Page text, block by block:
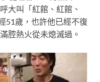
大叫「紅館、紅館、
51歲，也許他已經不復
腔熱火從未熄滅過。